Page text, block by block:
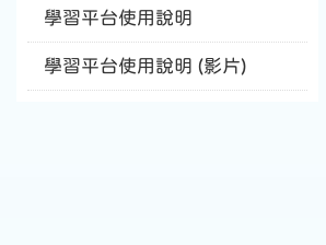
學習平台使用說明
學習平台使用說明 (影片)